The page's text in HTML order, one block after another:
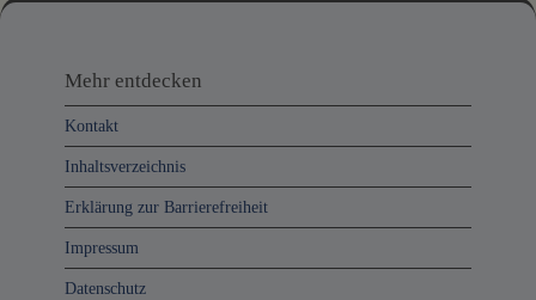
entdecken,
Öffnungszeiten
und
Anschrift
und
Kontakt
Mehr entdecken
Kontakt
Inhaltsverzeichnis
Erklärung zur Barrierefreiheit
Impressum
Datenschutz